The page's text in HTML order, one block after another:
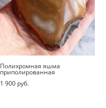
Полихромная яшма
приполированная
1 900 pуб.